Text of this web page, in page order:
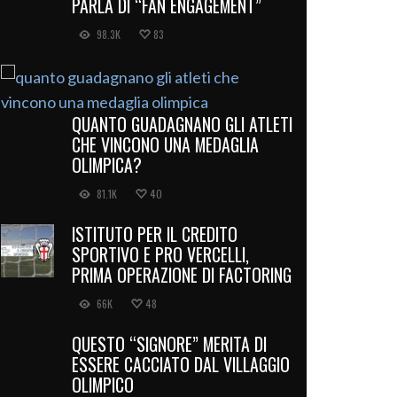
98.3K 83
QUANTO GUADAGNANO GLI ATLETI
CHE VINCONO UNA MEDAGLIA
OLIMPICA?
81.1K 40
ISTITUTO PER IL CREDITO
SPORTIVO E PRO VERCELLI,
PRIMA OPERAZIONE DI FACTORING
66K 48
QUESTO “SIGNORE” MERITA DI
ESSERE CACCIATO DAL VILLAGGIO
OLIMPICO